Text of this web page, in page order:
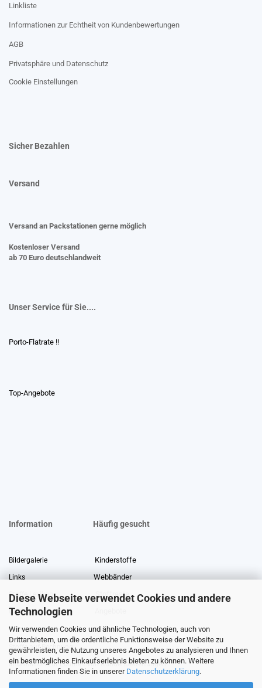
Diese Webseite verwendet Cookies und andere
Technologien
Wir verwenden Cookies und ähnliche Technologien, auch von
Drittanbietern, um die ordentliche Funktionsweise der Website zu
gewährleisten, die Nutzung unseres Angebotes zu analysieren und Ihnen
ein bestmögliches Einkaufserlebnis bieten zu können. Weitere
Informationen finden Sie in unserer Datenschutzerklärung.
Linkliste
Informationen zur Echtheit von Kundenbewertungen
AGB
Privatsphäre und Datenschutz
Cookie Einstellungen
Sicher Bezahlen
Versand
Versand an Packstationen gerne möglich
Kostenloser Versand
ab 70 Euro deutschlandweit
Unser Service für Sie....
Porto-Flatrate !!
Top-Angebote
Information Häufig gesucht
Bildergalerie Kinderstoffe
Links Webbänder
Stoffe Lexikon Stoffreste
Über uns
Gewerberabatt Meterware
Stoffe auf Rechnung
Information zur Echtheit von Kundenbewertungen